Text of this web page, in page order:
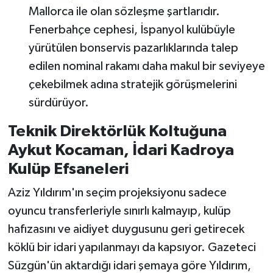
Mallorca ile olan sözleşme şartlarıdır.
Fenerbahçe cephesi, İspanyol kulübüyle
yürütülen bonservis pazarlıklarında talep
edilen nominal rakamı daha makul bir seviyeye
çekebilmek adına stratejik görüşmelerini
sürdürüyor.
Teknik Direktörlük Koltuğuna
Aykut Kocaman, İdari Kadroya
Kulüp Efsaneleri
Aziz Yıldırım'ın seçim projeksiyonu sadece
oyuncu transferleriyle sınırlı kalmayıp, kulüp
hafızasını ve aidiyet duygusunu geri getirecek
köklü bir idari yapılanmayı da kapsıyor. Gazeteci
Süzgün'ün aktardığı idari şemaya göre Yıldırım,